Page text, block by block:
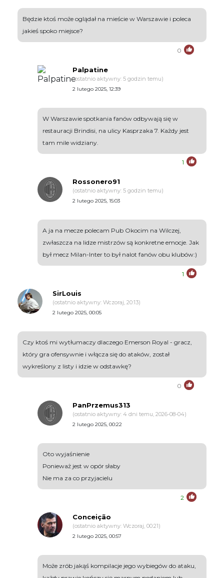
Będzie ktoś może oglądał na mieście w Warszawie i poleca
jakieś spoko miejsce?
0
Palpatine
(ostatnio aktywny: 5 godzin temu)
2 lutego 2025, 12:39
W Warszawie spotkania fanów odbywają się w
restauracji Brindisi, na ulicy Kasprzaka 7. Każdy jest
tam mile widziany.
1
Rossonero91
(ostatnio aktywny: 5 godzin temu)
2 lutego 2025, 15:03
A ja na mecze polecam Pub Okocim na Wilczej,
zwłaszcza na lidze mistrzów są konkretne emocje. Jak
był mecz Milan-Inter to był nalot fanów obu klubów:)
1
SirLouis
(ostatnio aktywny: Wczoraj, 20:13)
2 lutego 2025, 00:05
Czy ktoś mi wytłumaczy dlaczego Emerson Royal - gracz,
który gra ofensywnie i włącza się do ataków, został
wykreślony z listy i idzie w odstawkę?
0
PanPrzemus313
(ostatnio aktywny: 4 dni temu, 2026-08-04)
2 lutego 2025, 00:22
Oto wyjaśnienie
Ponieważ jest w opór słaby
Nie ma za co przyjacielu
2
Conceição
(ostatnio aktywny: Wczoraj, 00:21)
2 lutego 2025, 00:57
Może zrób jakąś kompilacje jego wybiegów do ataku,